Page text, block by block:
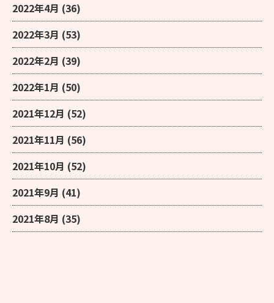
2022年4月 (36)
2022年3月 (53)
2022年2月 (39)
2022年1月 (50)
2021年12月 (52)
2021年11月 (56)
2021年10月 (52)
2021年9月 (41)
2021年8月 (35)